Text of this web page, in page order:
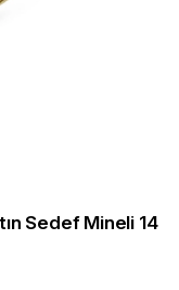
Sedef Mineli 14